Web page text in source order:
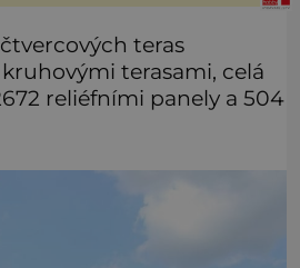
teras
terasami, celá
reliéfními panely a 504